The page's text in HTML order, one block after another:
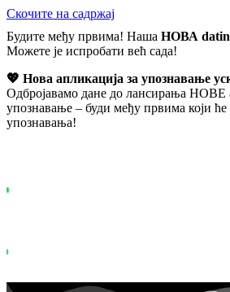
Скочите на садржај
Будите међу првима! Наша НОВА
Можете је испробати већ сада!
💖 Нова апликација за упознавање
Одбројавамо дане до лансирања НОВЕ
упознавање – буди међу првима који
упознавања!